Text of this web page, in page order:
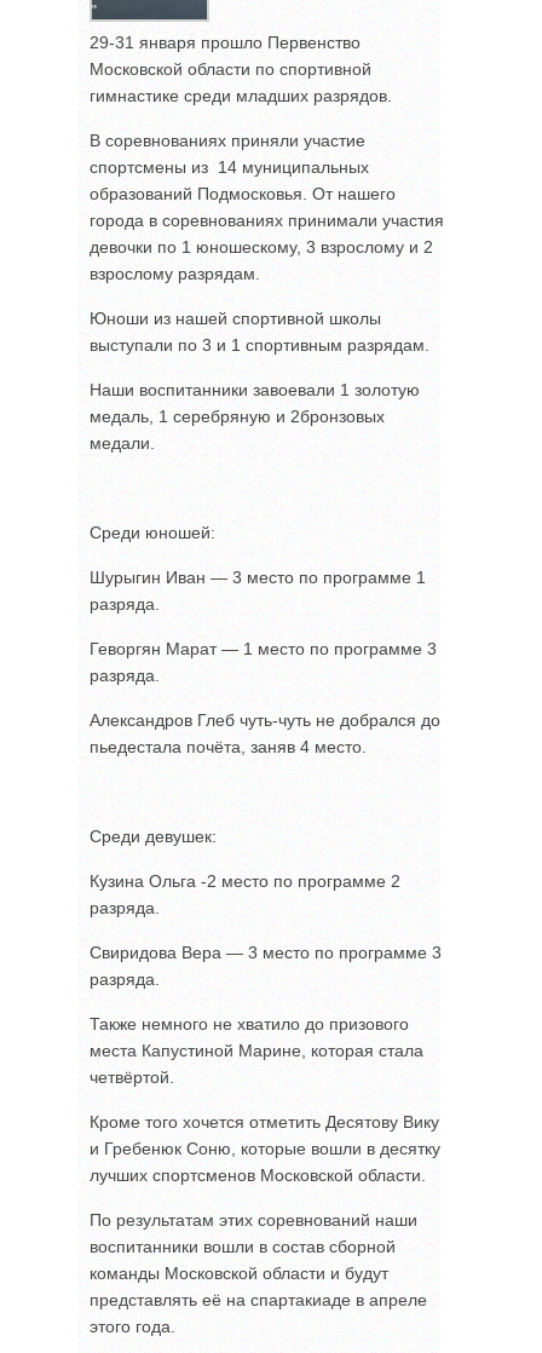
29-31 января прошло Первенство
Московской области по спортивной
гимнастике среди младших разрядов.
В соревнованиях приняли участие
спортсмены из 14 муниципальных
образований Подмосковья. От нашего
города в соревнованиях принимали участия
девочки по 1 юношескому, 3 взрослому и 2
взрослому разрядам.
Юноши из нашей спортивной школы
выступали по 3 и 1 спортивным разрядам.
Наши воспитанники завоевали 1 золотую
медаль, 1 серебряную и 2бронзовых
медали.
Среди юношей:
Шурыгин Иван — 3 место по программе 1
разряда.
Геворгян Марат — 1 место по программе 3
разряда.
Александров Глеб чуть-чуть не добрался до
пьедестала почёта, заняв 4 место.
Среди девушек:
Кузина Ольга -2 место по программе 2
разряда.
Свиридова Вера — 3 место по программе 3
разряда.
Также немного не хватило до призового
места Капустиной Марине, которая стала
четвёртой.
Кроме того хочется отметить Десятову Вику
и Гребенюк Соню, которые вошли в десятку
лучших спортсменов Московской области.
По результатам этих соревнований наши
воспитанники вошли в состав сборной
команды Московской области и будут
представлять её на спартакиаде в апреле
этого года.